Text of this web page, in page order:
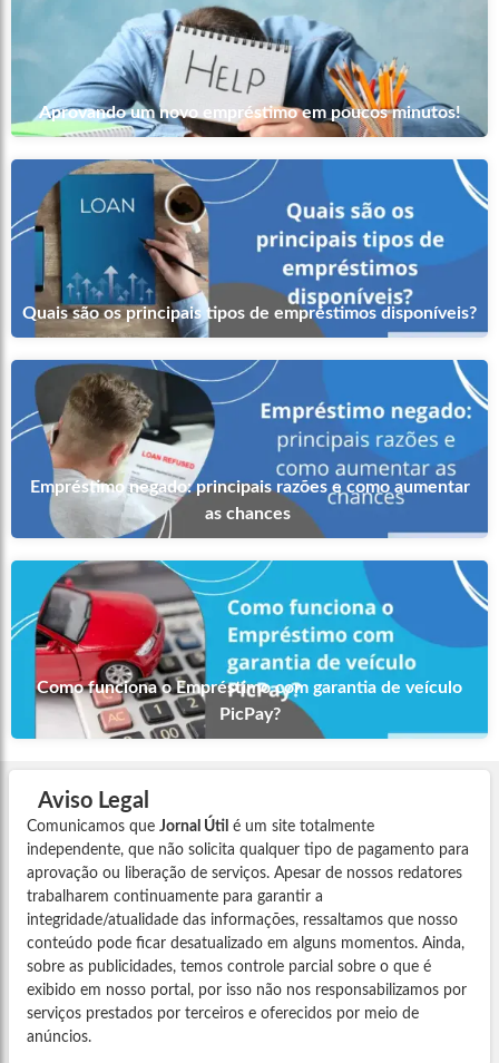
Aprovando um novo empréstimo em poucos minutos!
Quais são os principais tipos de empréstimos disponíveis?
Empréstimo negado: principais razões e como aumentar
as chances
Como funciona o Empréstimo com garantia de veículo
PicPay?
Aviso Legal
Comunicamos que Jornal Útil é um site totalmente
independente, que não solicita qualquer tipo de pagamento para
aprovação ou liberação de serviços. Apesar de nossos redatores
trabalharem continuamente para garantir a
integridade/atualidade das informações, ressaltamos que nosso
conteúdo pode ficar desatualizado em alguns momentos. Ainda,
sobre as publicidades, temos controle parcial sobre o que é
exibido em nosso portal, por isso não nos responsabilizamos por
serviços prestados por terceiros e oferecidos por meio de
anúncios.